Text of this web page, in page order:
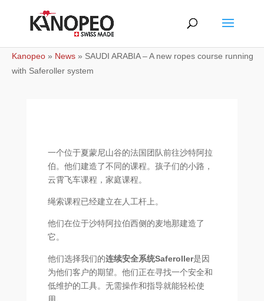
Kanopeo » News » SAUDI ARABIA – A new ropes course running
with Saferoller system
一个位于夏蒙尼山谷的法国团队前往沙特阿拉
伯。他们建造了不同的课程。孩子们的小路，
云霄飞车课程，家庭课程。
绳索课程已经建立在人工杆上。
他们在位于沙特阿拉伯西侧的麦地那建造了
它。
他们选择我们的连续安全系统Saferoller是因
为他们客户的期望。他们正在寻找一个安全和
低维护的工具。无需操作和指导就能轻松使